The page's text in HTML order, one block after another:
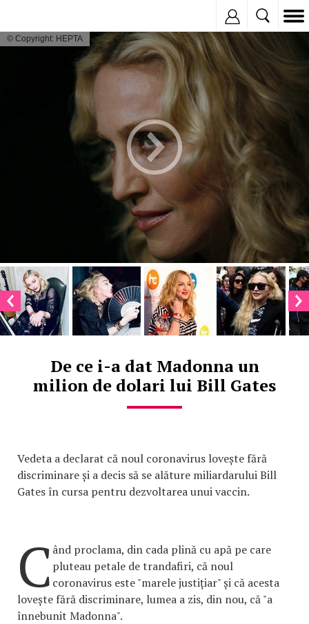
© Copyright: HEPTA
De ce i-a dat Madonna un
milion de dolari lui Bill Gates
Vedeta a declarat că noul coronavirus lovește fără
discriminare și a decis să se alăture miliardarului Bill
Gates în cursa pentru dezvoltarea unui vaccin.
C ând proclama, din cada plină cu apă pe care
pluteau petale de trandafiri, că noul
coronavirus este "marele justițiar" și că acesta
lovește fără discriminare, lumea a zis, din nou, că "a
înnebunit Madonna".